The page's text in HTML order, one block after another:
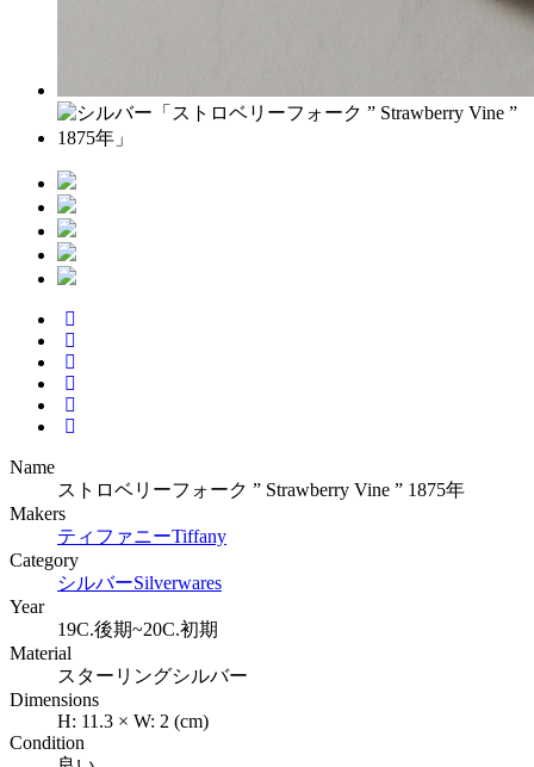
Name
ストロベリーフォーク ” Strawberry Vine ” 1875年
Makers
ティファニーTiffany
Category
シルバーSilverwares
Year
19C.後期~20C.初期
Material
スターリングシルバー
Dimensions
H: 11.3 × W: 2 (cm)
Condition